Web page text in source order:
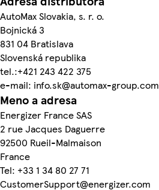
AutoMax Slovakia, s. r. o.
Bojnická 3
831 04 Bratislava
Slovenská republika
tel.:+421 243 422 375
e-mail: info.sk@automax-group.com
Meno a adresa
Energizer France SAS
2 rue Jacques Daguerre
92500 Rueil-Malmaison
France
Tel: +33 1 34 80 27 71
CustomerSupport@energizer.com